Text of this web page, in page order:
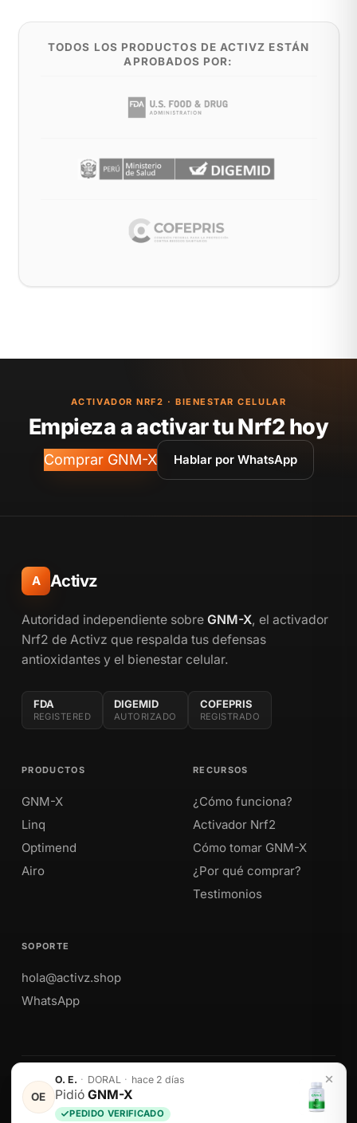
OE
O. E. · DORAL · hace 2 días
Pidió GNM-X
PEDIDO VERIFICADO
TODOS LOS PRODUCTOS DE ACTIVZ ESTÁN
APROBADOS POR:
ACTIVADOR NRF2 · BIENESTAR CELULAR
Empieza a activar tu Nrf2 hoy
Comprar GNM-X Hablar por WhatsApp
A Activz
Autoridad independiente sobre GNM-X, el activador
Nrf2 de Activz que respalda tus defensas
antioxidantes y el bienestar celular.
FDA
REGISTERED
DIGEMID
AUTORIZADO
COFEPRIS
REGISTRADO
PRODUCTOS
GNM-X
Linq
Optimend
Airo
RECURSOS
¿Cómo funciona?
Activador Nrf2
Cómo tomar GNM-X
¿Por qué comprar?
Testimonios
SOPORTE
hola@activz.shop
WhatsApp
Envíos a Perú · México · EE. UU. · Colombia · Ecuador